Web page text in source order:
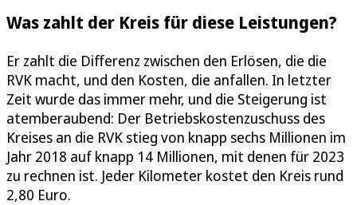
Was zahlt der Kreis für diese Leistungen?
Er zahlt die Differenz zwischen den Erlösen, die die
RVK macht, und den Kosten, die anfallen. In letzter
Zeit wurde das immer mehr, und die Steigerung ist
atemberaubend: Der Betriebskostenzuschuss des
Kreises an die RVK stieg von knapp sechs Millionen im
Jahr 2018 auf knapp 14 Millionen, mit denen für 2023
zu rechnen ist. Jeder Kilometer kostet den Kreis rund
2,80 Euro.